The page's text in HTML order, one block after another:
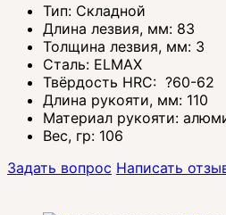
Тип: Складной
Длина лезвия, мм: 83
Толщина лезвия, мм: 3
Сталь: ELMAX
Твёрдость HRC: ?60-62
Длина рукояти, мм: 110
Материал рукояти:
Вес, гр: 106
Задать вопрос Написать